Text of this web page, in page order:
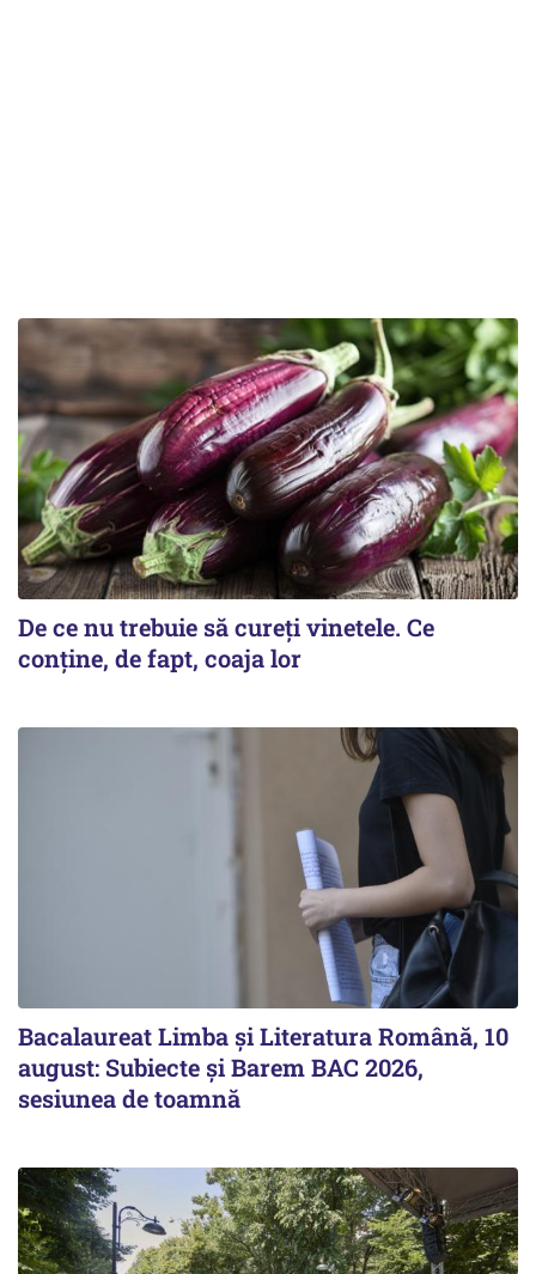
De ce nu trebuie să cureți vinetele. Ce
conține, de fapt, coaja lor
Bacalaureat Limba și Literatura Română, 10
august: Subiecte și Barem BAC 2026,
sesiunea de toamnă